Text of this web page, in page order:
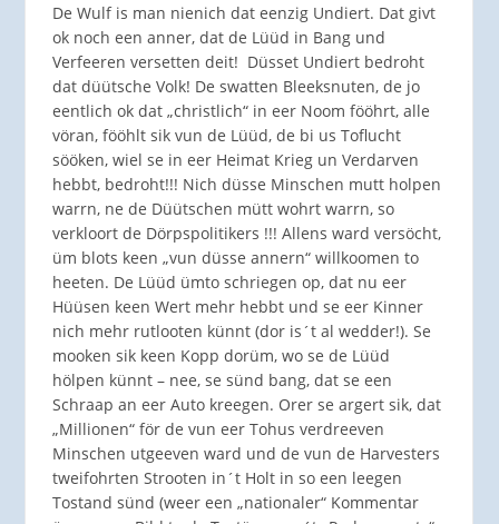
De Wulf is man nienich dat eenzig Undiert. Dat givt
ok noch een anner, dat de Lüüd in Bang und
Verfeeren versetten deit! Düsset Undiert bedroht
dat düütsche Volk! De swatten Bleeksnuten, de jo
eentlich ok dat „christlich“ in eer Noom fööhrt, alle
vöran, fööhlt sik vun de Lüüd, de bi us Toflucht
sööken, wiel se in eer Heimat Krieg un Verdarven
hebbt, bedroht!!! Nich düsse Minschen mutt holpen
warrn, ne de Düütschen mütt wohrt warrn, so
verkloort de Dörpspolitikers !!! Allens ward versöcht,
üm blots keen „vun düsse annern“ willkoomen to
heeten. De Lüüd ümto schriegen op, dat nu eer
Hüüsen keen Wert mehr hebbt und se eer Kinner
nich mehr rutlooten künnt (dor is´t al wedder!). Se
mooken sik keen Kopp dorüm, wo se de Lüüd
hölpen künnt – nee, se sünd bang, dat se een
Schraap an eer Auto kreegen. Orer se argert sik, dat
„Millionen“ för de vun eer Tohus verdreeven
Minschen utgeeven ward und de vun de Harvesters
tweifohrten Strooten in´t Holt in so een leegen
Tostand sünd (weer een „nationaler“ Kommentar